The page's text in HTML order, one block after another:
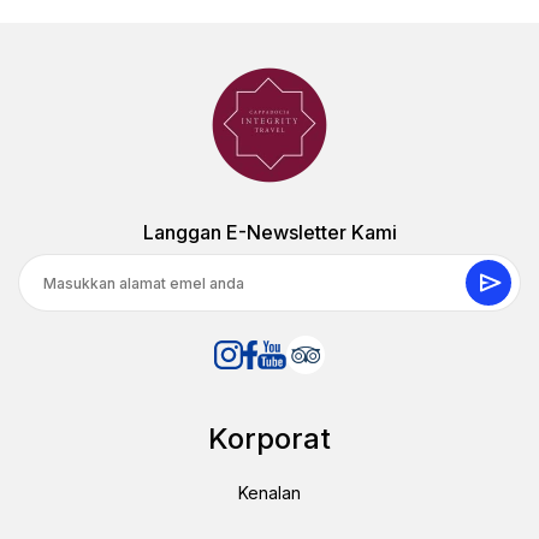
Tur Balon Air Panas
pikirkan. Pilotnya sangat sopan dan membantu.
Pemandangan matahari yang indah. Setelah mendarat,
minuman sangat menyenangkan.
Kristina Dmitrova
Langgan E-Newsletter Kami
Korporat
Kenalan